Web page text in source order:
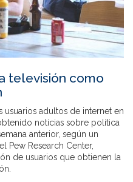
televisión como
adultos de internet en
noticias sobre política
anterior, según un
Pew Research Center,
de usuarios que obtienen la